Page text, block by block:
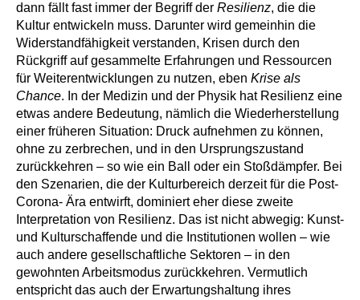
dann fällt fast immer der Begriff der Resilienz, die die
Kultur entwickeln muss. Darunter wird gemeinhin die
Widerstandfähigkeit verstanden, Krisen durch den
Rückgriff auf gesammelte Erfahrungen und Ressourcen
für Weiterentwicklungen zu nutzen, eben Krise als
Chance. In der Medizin und der Physik hat Resilienz eine
etwas andere Bedeutung, nämlich die Wiederherstellung
einer früheren Situation: Druck aufnehmen zu können,
ohne zu zerbrechen, und in den Ursprungszustand
zurückkehren – so wie ein Ball oder ein Stoßdämpfer. Bei
den Szenarien, die der Kulturbereich derzeit für die Post-
Corona- Ära entwirft, dominiert eher diese zweite
Interpretation von Resilienz. Das ist nicht abwegig: Kunst-
und Kulturschaffende und die Institutionen wollen – wie
auch andere gesellschaftliche Sektoren – in den
gewohnten Arbeitsmodus zurückkehren. Vermutlich
entspricht das auch der Erwartungshaltung ihres